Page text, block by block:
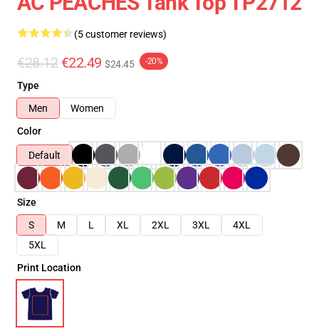
(5 customer reviews)
€28.12 €22.49 $24.45 -20%
Type
Men
Women
Color
Default
Size
S
M L XL 2XL 3XL
4XL
5XL
Print Location